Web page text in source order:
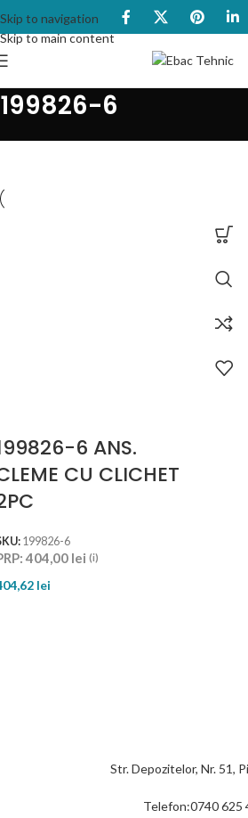
Skip to navigation
Skip to main content
199826-6
6 ANS.
CU CLICHET
199826-6
404,00 lei (i)
lei
Str. Depozitelor, Nr. 51,
Telefon:0740 625